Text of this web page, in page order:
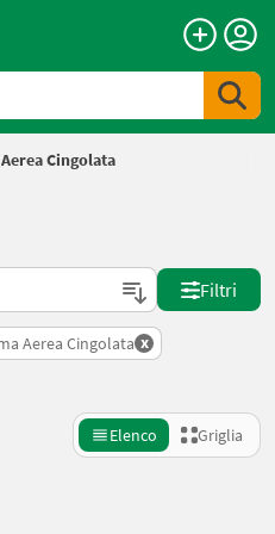
Cingolata
Filtri
Aerea Cingolata x
Elenco Griglia